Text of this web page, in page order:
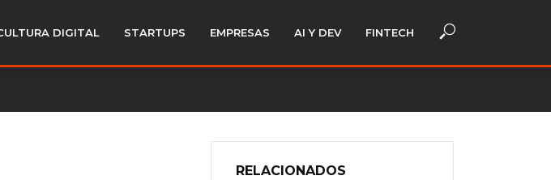
DIGITAL STARTUPS EMPRESAS AI Y DEV FINTECH
RELACIONADOS